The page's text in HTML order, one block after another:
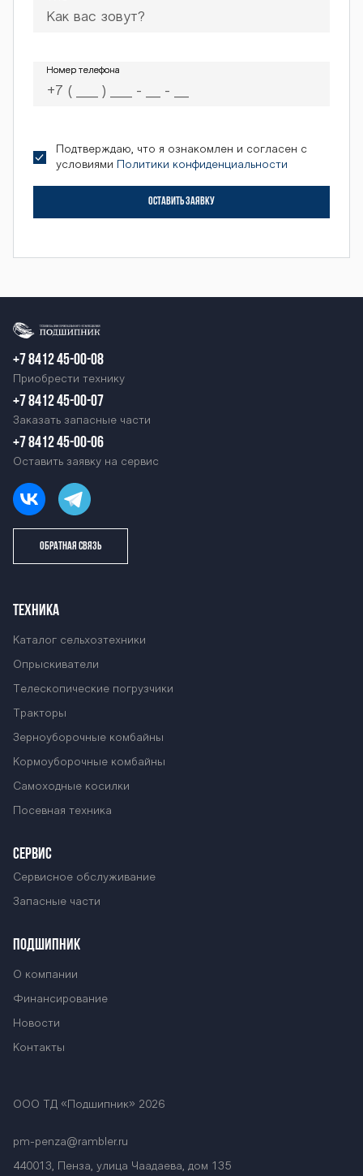
4000М BARS O
S-4000М BARS
OS-4000М BAR
S OS-4000М BA
RS OS-4000М B
ARS OS-4000М
BARS OS-4000
М BARS OS-400
0М BARS OS-40
00М BARS OS-4
000М BARS OS-
4000М BARS O
S-4000М BARS
OS-4000М BAR
S OS-4000М BA
RS OS-4000М B
ARS OS-4000М
Номер телефона
Номер телефона
Подтверждаю, что я ознакомлен и согласен с
условиями
Политики конфиденциальности
ОСТАВИТЬ ЗАЯВКУ
+7 8412 45-00-08
Приобрести технику
+7 8412 45-00-07
Заказать запасные части
+7 8412 45-00-06
Оставить заявку на сервис
ОБРАТНАЯ СВЯЗЬ
ТЕХНИКА
Каталог сельхозтехники
Опрыскиватели
Телескопические погрузчики
Тракторы
Зерноуборочные комбайны
Кормоуборочные комбайны
Самоходные косилки
Посевная техника
СЕРВИС
Сервисное обслуживание
Запасные части
ПОДШИПНИК
О компании
Финансирование
Новости
Контакты
ООО ТД «Подшипник» 2026
pm-penza@rambler.ru
440013, Пенза, улица Чаадаева, дом 135